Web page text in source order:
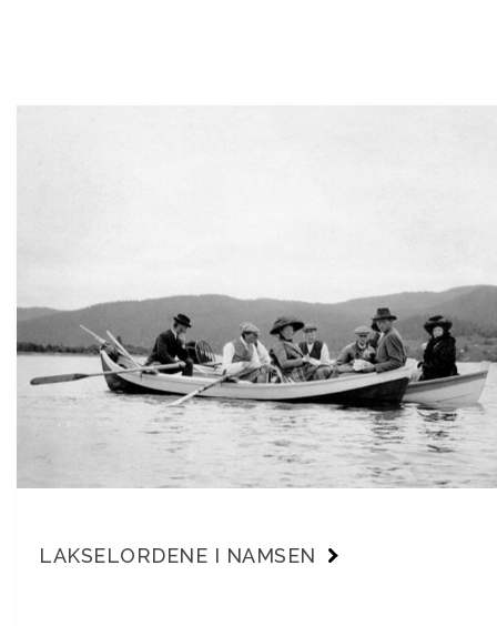
LAKSELORDENE I NAMSEN